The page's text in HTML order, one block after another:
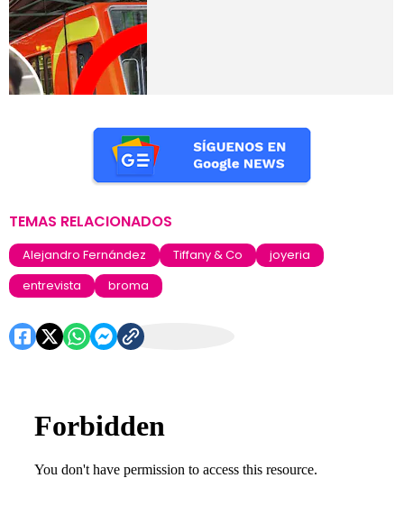
TEMAS RELACIONADOS
Alejandro Fernández Tiffany & Co
joyeria
entrevista
broma